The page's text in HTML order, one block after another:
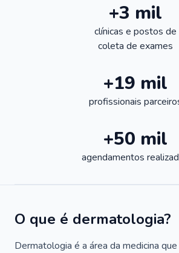
+3 mil
clínicas e postos de
coleta de exames
+19 mil
profissionais
+50 mil
agendamentos
O que é dermatologia?
Dermatologia é a área da medicina